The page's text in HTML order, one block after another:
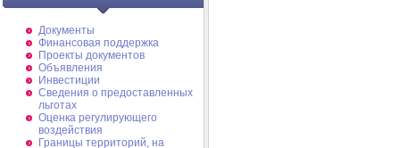
Документы
Финансовая поддержка
Проекты документов
Объявления
Инвестиции
Сведения о предоставленных
льготах
Оценка регулирующего
воздействия
Границы территорий, на